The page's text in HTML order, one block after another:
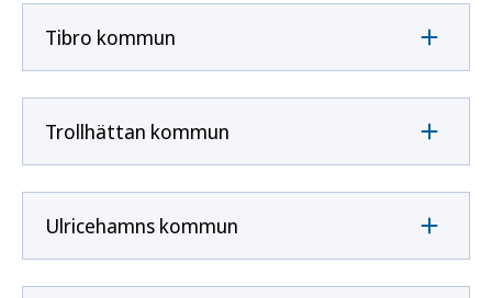
Tibro kommun
Trollhättan kommun
Ulricehamns kommun